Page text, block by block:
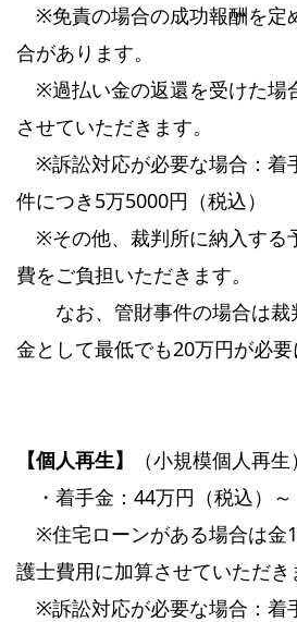
※免責の場合の成功報酬を定
合があります。
※過払い金の返還を受けた場
させていただきます。
※訴訟対応が必要な場合：着
件につき5万5000円（税込）
※その他、裁判所に納入する
費をご負担いただきます。
なお、管財事件の場合は裁
金として最低でも20万円が必要
【個人再生】
（小規模個人再生）
・着手金：44万円（税込）～
※住宅ローンがある場合は金
護士費用に加算させていただき
※訴訟対応が必要な場合：着